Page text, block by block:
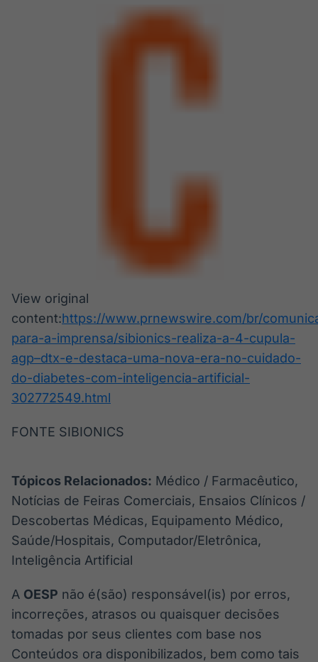
View original
content:https://www.prnewswire.com/br/
para-a-imprensa/sibionics-realiza-a-4-cupula-
agp–dtx-e-destaca-uma-nova-era-no-cuidado-
do-diabetes-com-inteligencia-artificial-
302772549.html
FONTE SIBIONICS
Tópicos Relacionados: Médico / Farmacêutico,
Notícias de Feiras Comerciais, Ensaios Clínicos /
Descobertas Médicas, Equipamento Médico,
Saúde/Hospitais, Computador/Eletrônica,
Inteligência Artificial
A OESP não é(são) responsável(is) por erros,
incorreções, atrasos ou quaisquer decisões
tomadas por seus clientes com base nos
Conteúdos ora disponibilizados, bem como tais